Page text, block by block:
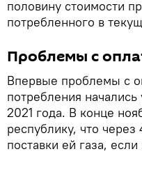
половину стоимости
потребленного в
Проблемы с
Впервые проблемы с
потребления
2021 года. В конце
республику, что через
поставки ей газа,